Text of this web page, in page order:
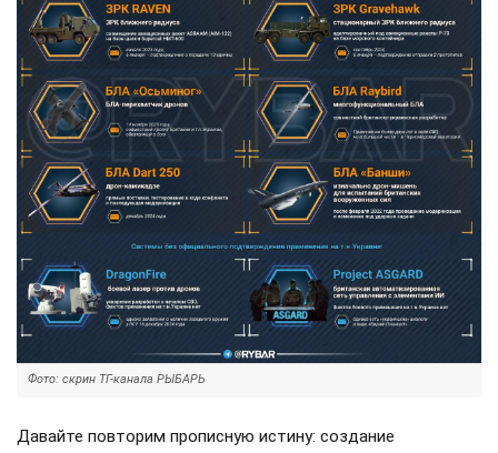
Фото: скрин ТГ-канала РЫБАРЬ
Давайте повторим прописную истину: создание